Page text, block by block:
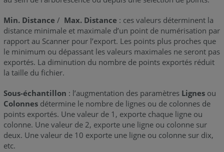
Min. Distance / Max. Distance : ces valeurs déterminent la
distance minimale et maximale d’un point de numérisation par
rapport au Scanner pour l’export. Les points plus proches que
le minimum ou dépassant les valeurs maximales ne seront pas
exportés. La diminution du nombre de points exportés réduit
la taille du fichier.
Sous-échantillon : l’augmentation des paramètres Lignesou
Colonnesdétermine le nombre de lignes ou de colonnes de
points exportés. Une valeur de 1, exporte chaque ligne ou
colonne. Une valeur de 2, exporte une ligne ou colonne sur
deux. Une valeur de 10 exporte une ligne ou colonne sur dix,
etc.